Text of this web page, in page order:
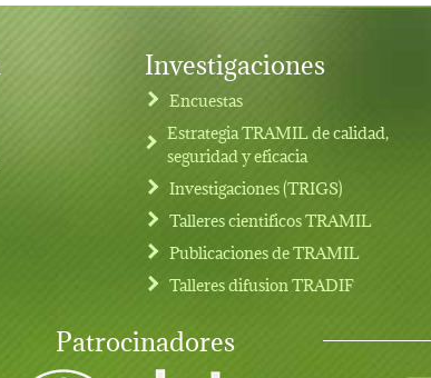
Investigaciones
Encuestas
Estrategia TRAMIL de calidad,
seguridad y eficacia
Investigaciones (TRIGS)
Talleres cientificos TRAMIL
Publicaciones de TRAMIL
Talleres difusion TRADIF
Patrocinadores